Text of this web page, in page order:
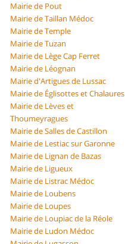
Mairie de Pout
Mairie de Taillan Médoc
Mairie de Temple
Mairie de Tuzan
Mairie de Lège Cap Ferret
Mairie de Léognan
Mairie d'Artigues de Lussac
Mairie de Églisottes et Chalaures
Mairie de Lèves et
Thoumeyragues
Mairie de Salles de Castillon
Mairie de Lestiac sur Garonne
Mairie de Lignan de Bazas
Mairie de Ligueux
Mairie de Listrac Médoc
Mairie de Loubens
Mairie de Loupes
Mairie de Loupiac de la Réole
Mairie de Ludon Médoc